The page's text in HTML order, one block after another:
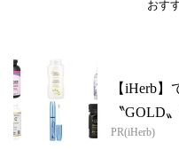
おす
【iHerb
〝GOLD
PR(iHerb)